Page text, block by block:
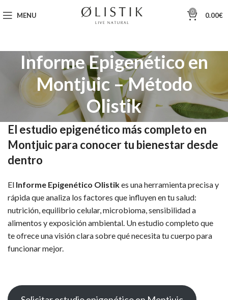
MENU 0 0.00€
Informe Epigenético en
Montjuic – Método
Olistik
El estudio epigenético más completo en
Montjuic para conocer tu bienestar desde
dentro
El Informe Epigenético Olistikes una herramienta precisa y
rápida que analiza los factores que influyen en tu salud:
nutrición, equilibrio celular, microbioma, sensibilidad a
alimentos y exposición ambiental. Un estudio completo que
te ofrece una visión clara sobre qué necesita tu cuerpo para
funcionar mejor.